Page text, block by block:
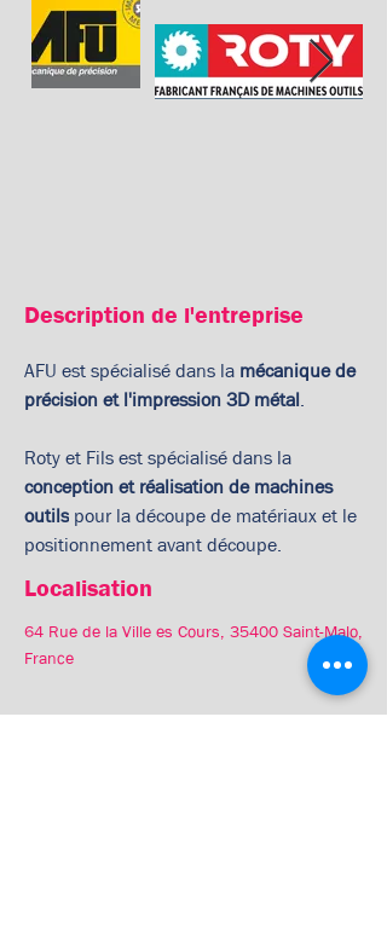
Description de l'entreprise
AFU est spécialisé dans la mécanique de
précision et l'impression 3D métal.
Roty et Fils est spécialisé dans la
conception et réalisation de machines
outils pour la découpe de matériaux et le
positionnement avant découpe.
Localisation
64 Rue de la Ville es Cours, 35400 Saint-Malo,
France